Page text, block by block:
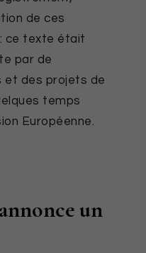
de ces
ce texte était
par de
et des projets de
temps
Européenne.
un